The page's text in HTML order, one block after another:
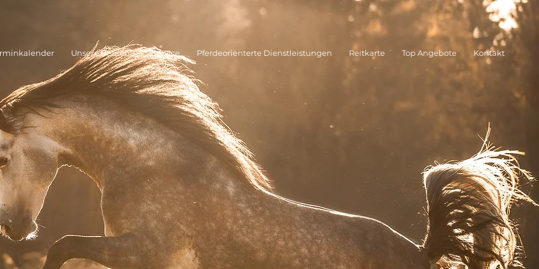
Unsere Betriebe Service Pferdeorienterte Dienstleistungen Reitkarte Top Angebote Kontakt